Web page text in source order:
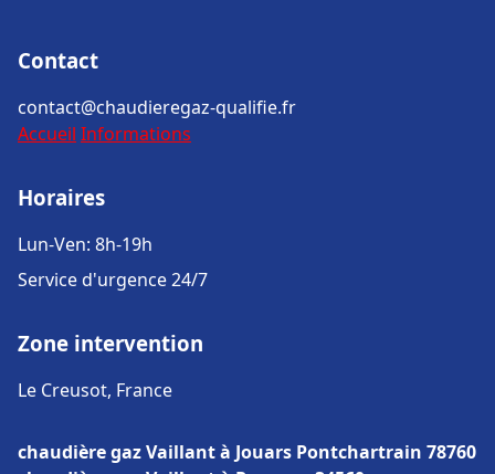
Contact
contact@chaudieregaz-qualifie.fr
Accueil Informations
Horaires
Lun-Ven: 8h-19h
Service d'urgence 24/7
Zone intervention
Le Creusot, France
chaudière gaz Vaillant à Jouars Pontchartrain 78760